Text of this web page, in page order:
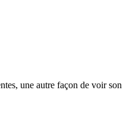
une autre façon de voir